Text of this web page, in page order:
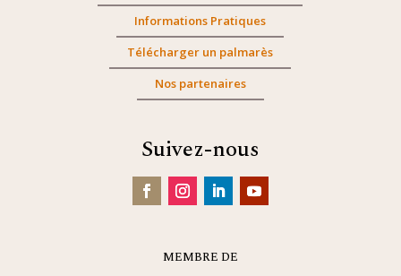
Informations Pratiques
Télécharger un palmarès
Nos partenaires
Suivez-nous
MEMBRE DE